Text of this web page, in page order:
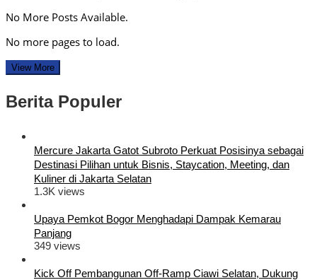
No More Posts Available.
No more pages to load.
View More
Berita Populer
Mercure Jakarta Gatot Subroto Perkuat Posisinya sebagai
Destinasi Pilihan untuk Bisnis, Staycation, Meeting, dan
Kuliner di Jakarta Selatan
1.3K views
Upaya Pemkot Bogor Menghadapi Dampak Kemarau
Panjang
349 views
Kick Off Pembangunan Off-Ramp Ciawi Selatan, Dukung